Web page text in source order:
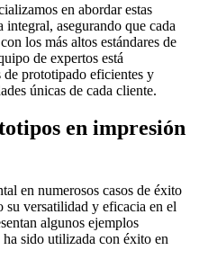
en abordar estas
integral, asegurando que cada
los más altos estándares de
de expertos está
prototipado eficientes y
únicas de cada cliente.
en impresión
en numerosos casos de éxito
su versatilidad y eficacia en el
algunos ejemplos
sido utilizada con éxito en